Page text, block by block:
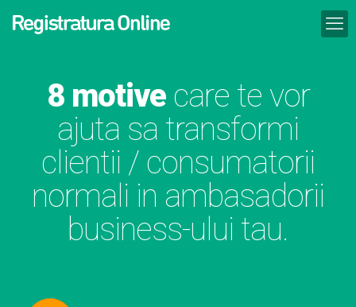
8 motivecare te vor
ajuta sa transformi
clientii / consumatorii
normali in ambasadorii
business-ului tau.